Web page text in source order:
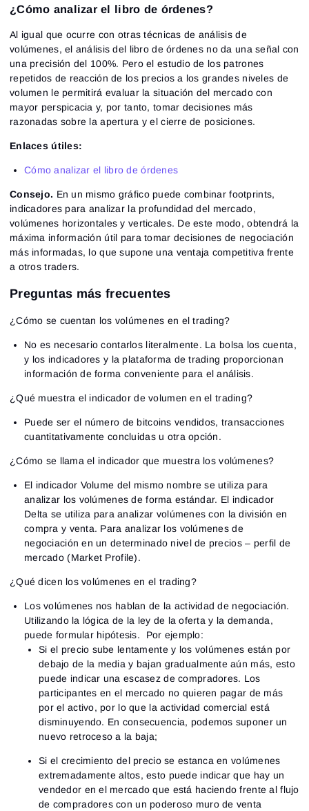
¿Cómo analizar el libro de órdenes?
Al igual que ocurre con otras técnicas de análisis de
volúmenes, el análisis del libro de órdenes no da una señal con
una precisión del 100%. Pero el estudio de los patrones
repetidos de reacción de los precios a los grandes niveles de
volumen le permitirá evaluar la situación del mercado con
mayor perspicacia y, por tanto, tomar decisiones más
razonadas sobre la apertura y el cierre de posiciones.
Enlaces útiles:
Cómo analizar el libro de órdenes
Consejo. En un mismo gráfico puede combinar footprints,
indicadores para analizar la profundidad del mercado,
volúmenes horizontales y verticales. De este modo, obtendrá la
máxima información útil para tomar decisiones de negociación
más informadas, lo que supone una ventaja competitiva frente
a otros traders.
Preguntas más frecuentes
¿Cómo se cuentan los volúmenes en el trading?
No es necesario contarlos literalmente. La bolsa los cuenta,
y los indicadores y la plataforma de trading proporcionan
información de forma conveniente para el análisis.
¿Qué muestra el indicador de volumen en el trading?
Puede ser el número de bitcoins vendidos, transacciones
cuantitativamente concluidas u otra opción.
¿Cómo se llama el indicador que muestra los volúmenes?
El indicador Volume del mismo nombre se utiliza para
analizar los volúmenes de forma estándar. El indicador
Delta se utiliza para analizar volúmenes con la división en
compra y venta. Para analizar los volúmenes de
negociación en un determinado nivel de precios – perfil de
mercado (Market Profile).
¿Qué dicen los volúmenes en el trading?
Los volúmenes nos hablan de la actividad de negociación.
Utilizando la lógica de la ley de la oferta y la demanda,
puede formular hipótesis. Por ejemplo:
Si el precio sube lentamente y los volúmenes están por
debajo de la media y bajan gradualmente aún más, esto
puede indicar una escasez de compradores. Los
participantes en el mercado no quieren pagar de más
por el activo, por lo que la actividad comercial está
disminuyendo. En consecuencia, podemos suponer un
nuevo retroceso a la baja;
Si el crecimiento del precio se estanca en volúmenes
extremadamente altos, esto puede indicar que hay un
vendedor en el mercado que está haciendo frente al flujo
de compradores con un poderoso muro de venta